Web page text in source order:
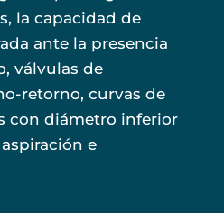
la capacidad de
ante la presencia
válvulas de
retorno, curvas de
con diámetro inferior
e